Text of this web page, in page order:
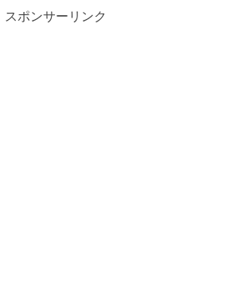
スポンサーリンク